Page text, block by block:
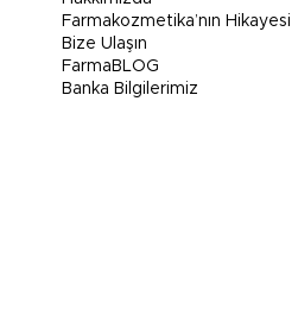
Farmakozmetika’nın Hikayesi
Bize Ulaşın
FarmaBLOG
Banka Bilgilerimiz